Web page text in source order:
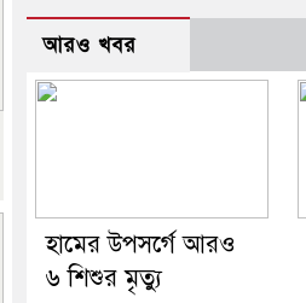
আরও খবর
হামের উপসর্গে আরও
৬ শিশুর মৃত্যু